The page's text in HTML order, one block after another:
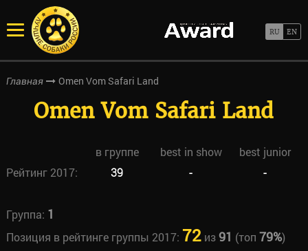
Главная Omen Vom Safari Land
Omen Vom Safari Land
в группе best in show
best junior
Рейтинг 2017:
39 - -
Группа: 1
Позиция в рейтинге группы 2017: 72из91 (топ 79%)